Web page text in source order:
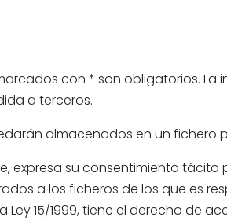
con * son obligatorios. La
a terceros.
almacenados en un fichero
expresa su consentimiento tácito
a los ficheros de los que es
Ley 15/1999, tiene el derecho de